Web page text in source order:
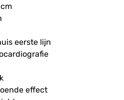
eerste lijn
effect